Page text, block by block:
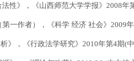
性》，《山西师范大学学报》2008年
一作者），《科学 经济 社会》2009年
》，《行政法学研究》2010年第4期(中